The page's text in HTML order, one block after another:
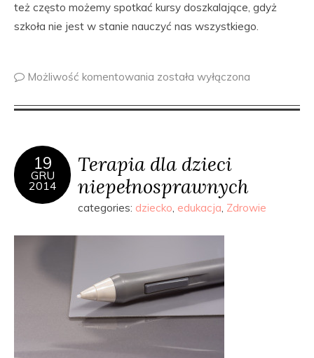
też często możemy spotkać kursy doszkalające, gdyż
szkoła nie jest w stanie nauczyć nas wszystkiego.
Możliwość komentowania została wyłączona
19
GRU
2014
Terapia dla dzieci
niepełnosprawnych
categories: dziecko, edukacja, Zdrowie